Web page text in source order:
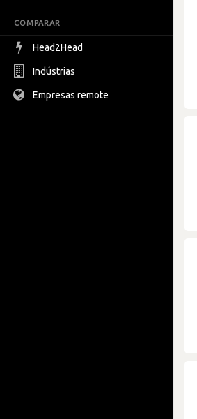
COMPARAR
Head2Head
Indústrias
Empresas remote